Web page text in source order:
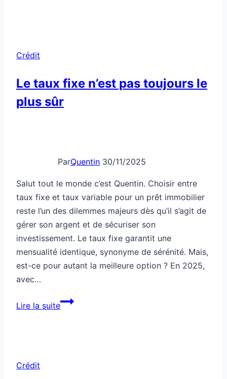
pouvoir
d’achat
Crédit
Le taux fixe n’est pas toujours le
plus sûr
ParQuentin 30/11/2025
Salut tout le monde c’est Quentin. Choisir entre
taux fixe et taux variable pour un prêt immobilier
reste l’un des dilemmes majeurs dès qu’il s’agit de
gérer son argent et de sécuriser son
investissement. Le taux fixe garantit une
mensualité identique, synonyme de sérénité. Mais,
est-ce pour autant la meilleure option ? En 2025,
avec…
Lire la suiteLe
Crédit